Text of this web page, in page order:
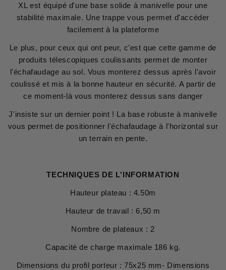
XL est équipé d'une base solide à manivelle pour une
stabilité maximale. Une trappe vous permet d'accéder
facilement à la plateforme
Le plus, pour ceux qui ont peur, c'est que cette gamme de
produits télescopiques coulissants permet de monter
l'échafaudage au sol. Vous monterez dessus après l'avoir
coulissé et mis à la bonne hauteur en sécurité. A partir de
ce moment-là vous monterez dessus sans danger
J'insiste sur un dernier point ! La base robuste à manivelle
vous permet de positionner l'échafaudage à l'horizontal sur
un terrain en pente.
TECHNIQUES DE L'INFORMATION
Hauteur plateau : 4.50m
Hauteur de travail : 6,50 m
Nombre de plateaux : 2
Capacité de charge maximale 186 kg.
Dimensions du profil porteur : 75x25 mm- Dimensions